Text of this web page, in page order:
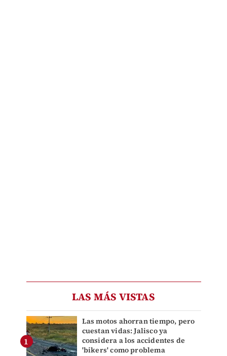
LAS MÁS VISTAS
Las motos ahorran tiempo, pero
cuestan vidas: Jalisco ya
considera a los accidentes de
'bikers' como problema